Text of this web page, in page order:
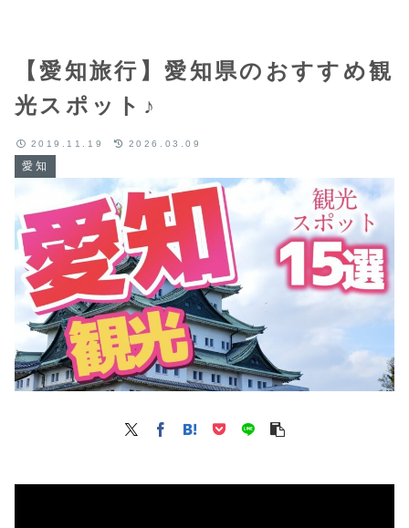
【愛知旅行】愛知県のおすすめ観
光スポット♪
愛知
2019.11.19 2026.03.09